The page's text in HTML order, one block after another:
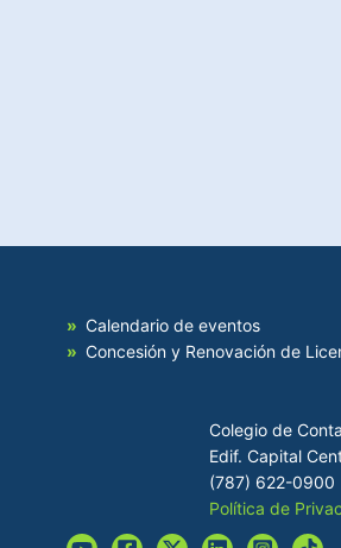
Calendario de eventos
Concesión y Renovación de
Colegio de
Edif. Capital
(787) 622-0900
Política de